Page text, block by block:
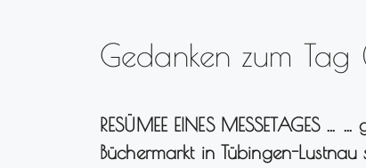
Gedanken zum Tag
RESÜMEE EINES
Büchermarkt in Tübingen-